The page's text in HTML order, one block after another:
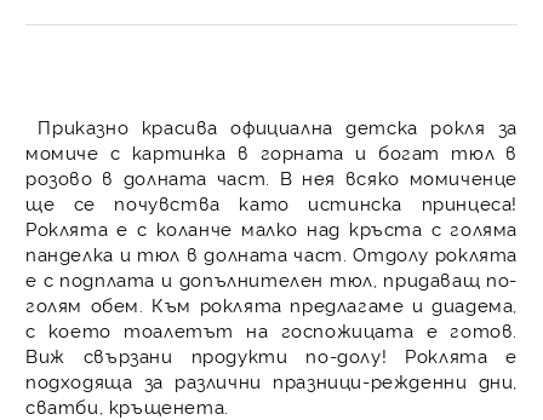
Приказно красива официална детска рокля за
момиче с картинка в горната и богат тюл в
розово в долната част. В нея всяко момиченце
ще се почувства като истинска принцеса!
Роклята е с коланче малко над кръста с голяма
панделка и тюл в долната част. Отдолу роклята
е с подплата и допълнителен тюл, придаващ по-
голям обем. Към роклята предлагаме и диадема,
с което тоалетът на госпожицата е готов.
Виж свързани продукти по-долу! Роклята е
подходяща за различни празници-режденни дни,
сватби, кръщенета.